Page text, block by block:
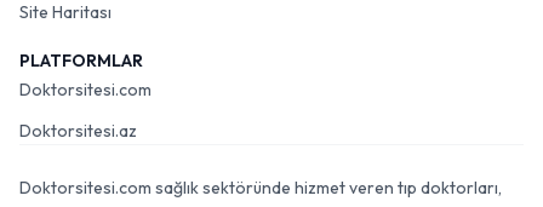
Site Haritası
PLATFORMLAR
Doktorsitesi.com
Doktorsitesi.az
Doktorsitesi.com sağlık sektöründe hizmet veren tıp doktorları,